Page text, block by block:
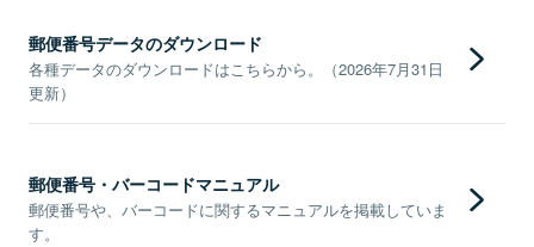
郵便番号データのダウンロード
各種データのダウンロードはこちらから。（2026年7月31日
更新）
郵便番号・バーコードマニュアル
郵便番号や、バーコードに関するマニュアルを掲載していま
す。